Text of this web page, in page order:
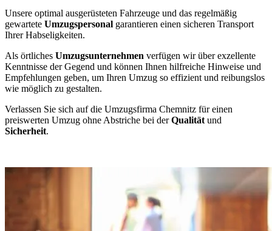
Unsere optimal ausgerüsteten Fahrzeuge und das regelmäßig
gewartete Umzugspersonal garantieren einen sicheren Transport
Ihrer Habseligkeiten.
Als örtliches Umzugsunternehmen verfügen wir über exzellente
Kenntnisse der Gegend und können Ihnen hilfreiche Hinweise und
Empfehlungen geben, um Ihren Umzug so effizient und reibungslos
wie möglich zu gestalten.
Verlassen Sie sich auf die Umzugsfirma Chemnitz für einen
preiswerten Umzug ohne Abstriche bei derQualität und
Sicherheit.